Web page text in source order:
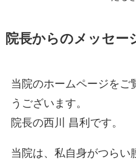
院長からのメッセー
当院のホームページをご
うございます。
院長の西川 昌利です。
当院は、私自身がつらい